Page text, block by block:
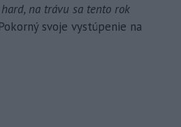
na trávu sa tento rok
svoje vystúpenie na